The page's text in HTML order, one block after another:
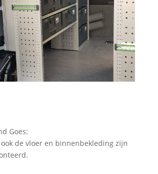
Goes:
ook de vloer en binnenbekleding zijn